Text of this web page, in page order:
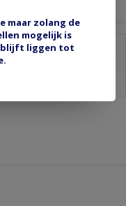
maar zolang de
mogelijk is
blijft liggen tot